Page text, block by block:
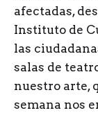
afectadas,
Instituto de
las
salas de
nuestro arte,
semana nos